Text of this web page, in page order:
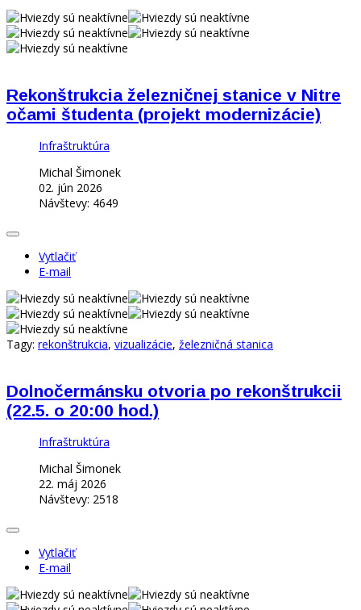
Rekonštrukcia železničnej stanice v Nitre
očami študenta (projekt modernizácie)
Infraštruktúra
Michal Šimonek
02. jún 2026
Návštevy: 4649
Vytlačiť
E-mail
Tagy: rekonštrukcia, vizualizácie, železničná stanica
Dolnočermánsku otvoria po rekonštrukcii
(22.5. o 20:00 hod.)
Infraštruktúra
Michal Šimonek
22. máj 2026
Návštevy: 2518
Vytlačiť
E-mail